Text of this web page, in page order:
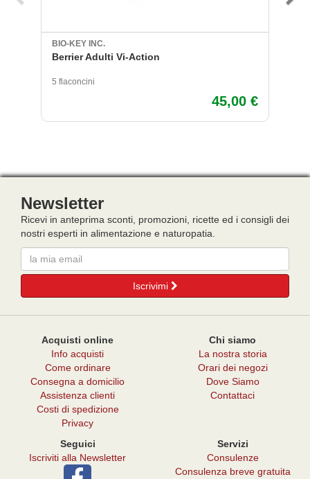
BIO-KEY INC.
Berrier Adulti Vi-Action
5 flaconcini
45,00 €
Newsletter
Ricevi in anteprima sconti, promozioni, ricette ed i consigli dei
nostri esperti in alimentazione e naturopatia.
Email
Iscrivimi
Acquisti online
Info acquisti
Come ordinare
Consegna a domicilio
Assistenza clienti
Costi di spedizione
Privacy
Chi siamo
La nostra storia
Orari dei negozi
Dove Siamo
Contattaci
Seguici
Iscriviti alla Newsletter
Servizi
Consulenze
Consulenza breve gratuita